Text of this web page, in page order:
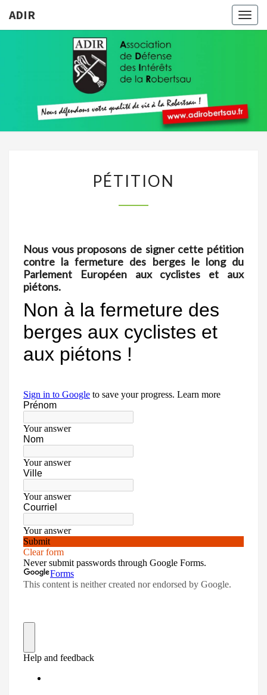
ADIR
ADIR
Votre
Qualité
De Vie À
Robertsau
PÉTITION
Nous vous proposons de signer cette pétition
contre la fermeture des berges le long du
Parlement Européen aux cyclistes et aux
piétons.